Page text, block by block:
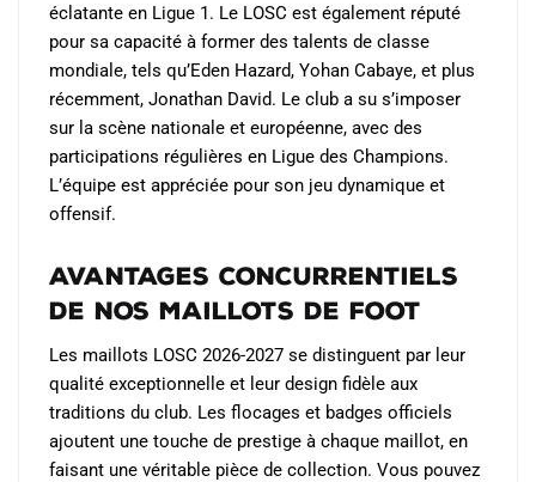
éclatante en Ligue 1. Le LOSC est également réputé
pour sa capacité à former des talents de classe
mondiale, tels qu’Eden Hazard, Yohan Cabaye, et plus
récemment, Jonathan David. Le club a su s’imposer
sur la scène nationale et européenne, avec des
participations régulières en Ligue des Champions.
L’équipe est appréciée pour son jeu dynamique et
offensif.
Avantages Concurrentiels
de Nos Maillots de Foot
Les maillots LOSC 2026-2027 se distinguent par leur
qualité exceptionnelle et leur design fidèle aux
traditions du club. Les flocages et badges officiels
ajoutent une touche de prestige à chaque maillot, en
faisant une véritable pièce de collection. Vous pouvez